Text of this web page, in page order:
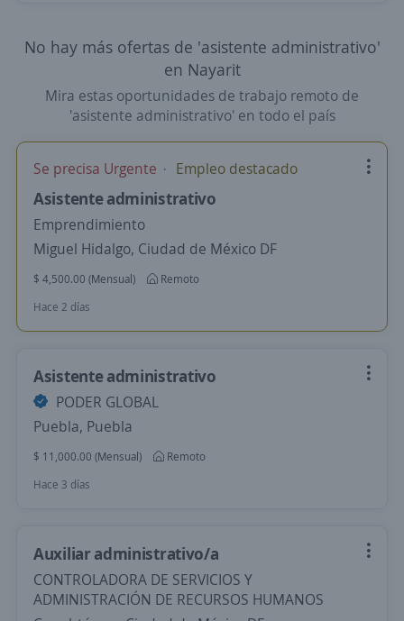
No hay más ofertas de 'asistente administrativo'
en Nayarit
Mira estas oportunidades de trabajo remoto de
'asistente administrativo' en todo el país
Se precisa Urgente Empleo destacado
Asistente administrativo
Emprendimiento
Miguel Hidalgo, Ciudad de México DF
$ 4,500.00 (Mensual)
Remoto
Hace 2 días
Asistente administrativo
PODER GLOBAL
Puebla, Puebla
$ 11,000.00 (Mensual)
Remoto
Hace 3 días
Auxiliar administrativo/a
CONTROLADORA DE SERVICIOS Y
ADMINISTRACIÓN DE RECURSOS HUMANOS